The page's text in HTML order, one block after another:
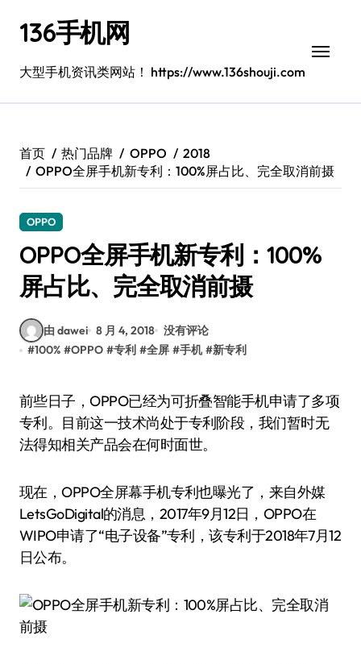
136手机网
大型手机资讯类网站！ https://www.136shouji.com
首页 热门品牌 OPPO
2018
OPPO全屏手机新专利：100%屏占比、完全取消前摄
OPPO
OPPO全屏手机新专利：100%
屏占比、完全取消前摄
由 dawei 8 月 4, 2018 没有评论
#100% #OPPO #专利 #全屏 #手机 #新专利
前些日子，OPPO已经为可折叠智能手机申请了多项
专利。目前这一技术尚处于专利阶段，我们暂时无
法得知相关产品会在何时面世。
现在，OPPO全屏幕手机专利也曝光了，来自外媒
LetsGoDigital的消息，2017年9月12日，OPPO在
WIPO申请了“电子设备”专利，该专利于2018年7月12
日公布。